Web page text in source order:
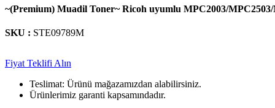
~(Premium) Muadil Toner~ Ricoh uyumlu MPC2003/MPC2503/
SKU : STE09789M
Fiyat Teklifi Alın
Teslimat: Ürünü mağazamızdan alabilirsiniz.
Ürünlerimiz garanti kapsamındadır.